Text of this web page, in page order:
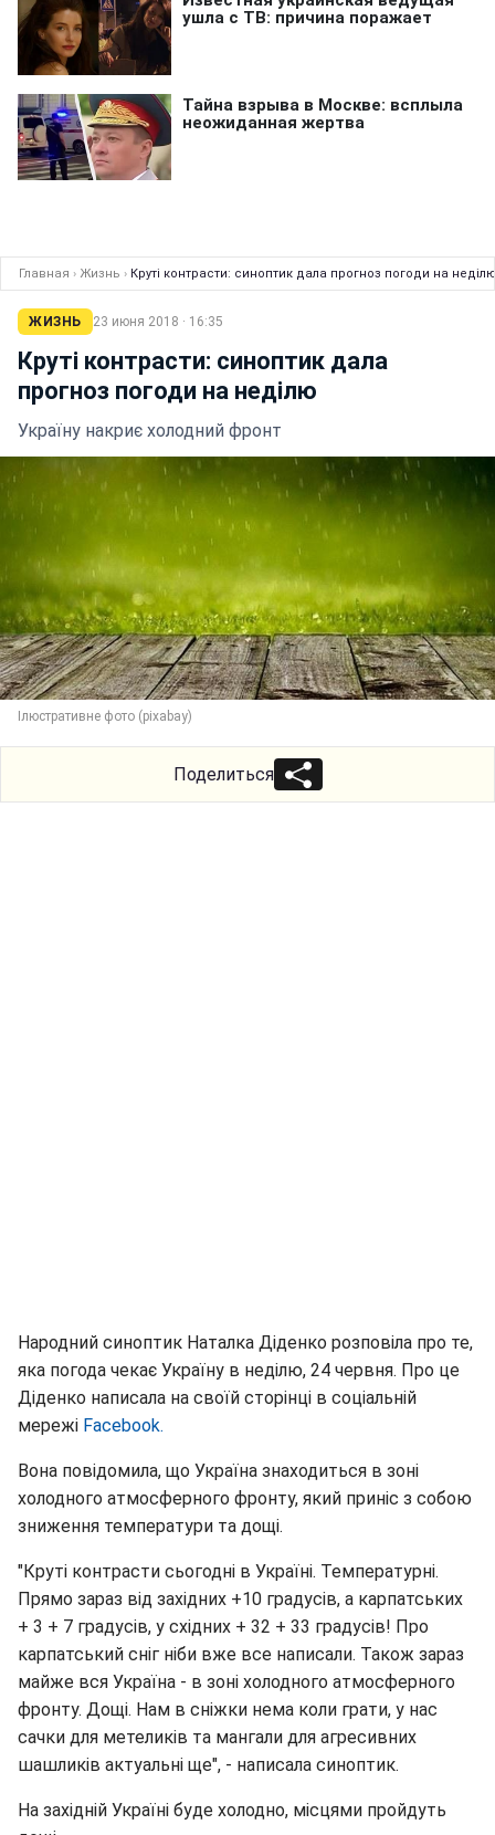
Главная › Жизнь › Круті контрасти: синоптик дала прогноз погоди на
ЖИЗНЬ 23 июня 2018 · 16:35
Круті контрасти: синоптик дала
прогноз погоди на неділю
Україну накриє холодний фронт
Ілюстративне фото (pixabay)
Поделиться
Народний синоптик Наталка Діденко розповіла про те,
яка погода чекає Україну в неділю, 24 червня. Про це
Діденко написала на своїй сторінці в соціальній
мережі Facebook.
Вона повідомила, що Україна знаходиться в зоні
холодного атмосферного фронту, який приніс з собою
зниження температури та дощі.
"Круті контрасти сьогодні в Україні. Температурні.
Прямо зараз від західних +10 градусів, а карпатських
+ 3 + 7 градусів, у східних + 32 + 33 градусів! Про
карпатський сніг ніби вже все написали. Також зараз
майже вся Україна - в зоні холодного атмосферного
фронту. Дощі. Нам в сніжки нема коли грати, у нас
сачки для метеликів та мангали для агресивних
шашликів актуальні ще", - написала синоптик.
На західній Україні буде холодно, місцями пройдуть